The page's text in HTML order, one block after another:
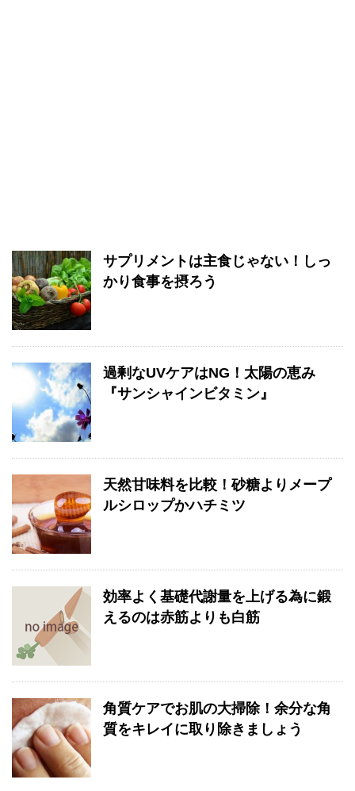
サプリメントは主食じゃない！しっ
かり食事を摂ろう
過剰なUVケアはNG！太陽の恵み
『サンシャインビタミン』
天然甘味料を比較！砂糖よりメープ
ルシロップかハチミツ
効率よく基礎代謝量を上げる為に鍛
えるのは赤筋よりも白筋
角質ケアでお肌の大掃除！余分な角
質をキレイに取り除きましょう